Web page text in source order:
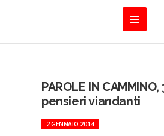
PAROLE IN CAMMINO,
pensieri viandanti
2 GENNAIO 2014